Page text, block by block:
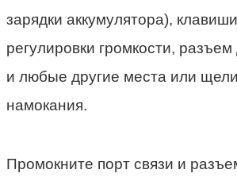
зарядки аккумулятора),
регулировки громкости,
и любые другие места или
намокания.
Промокните порт связи и